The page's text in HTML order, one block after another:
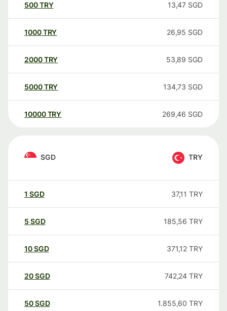
500TRY 13,47 SGD
1000TRY 26,95 SGD
2000TRY 53,89 SGD
5000TRY 134,73 SGD
10000 TRY 269,46 SGD
SGD TRY
1 SGD 37,11 TRY
5 SGD 185,56 TRY
10SGD 371,12 TRY
20SGD 742,24 TRY
50SGD 1.855,60 TRY